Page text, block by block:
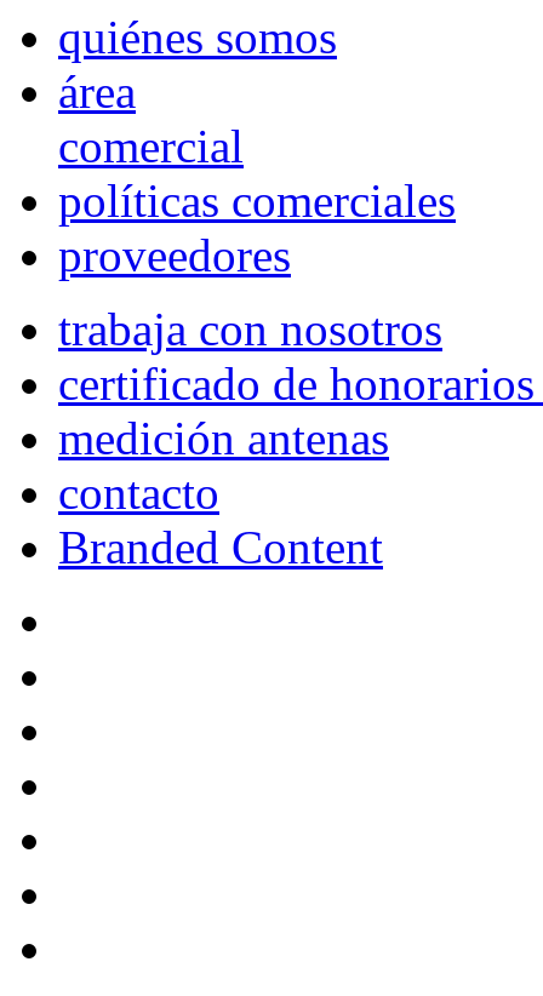
quiénes somos
área
comercial
políticas comerciales
proveedores
trabaja con nosotros
certificado de
medición antenas
contacto
Branded Content